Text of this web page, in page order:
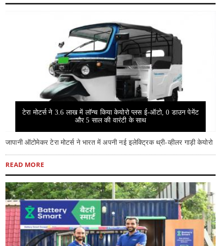
टेरा मोटर्स ने 3.6 लाख में लॉन्च किया केयोरो प्लस ई-ऑटो, 0 डाउन पेमेंट
और 5 साल की वारंटी के साथ
जापानी ऑटोमेकर टेरा मोटर्स ने भारत में अपनी नई इलेक्ट्रिक थ्री-व्हीलर गाड़ी केयोरो
READ MORE